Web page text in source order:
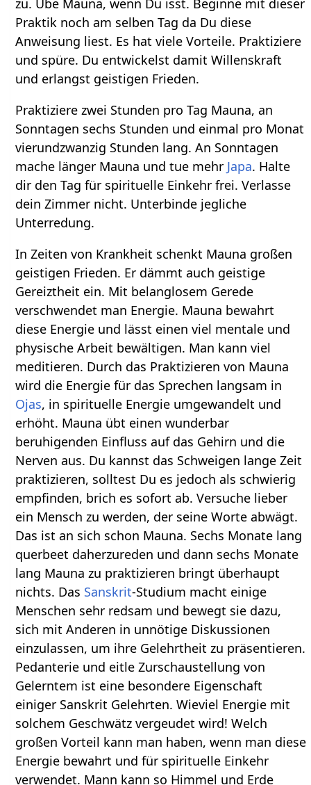
zu. Übe Mauna, wenn Du isst. Beginne mit dieser
Praktik noch am selben Tag da Du diese
Anweisung liest. Es hat viele Vorteile. Praktiziere
und spüre. Du entwickelst damit Willenskraft
und erlangst geistigen Frieden.
Praktiziere zwei Stunden pro Tag Mauna, an
Sonntagen sechs Stunden und einmal pro Monat
vierundzwanzig Stunden lang. An Sonntagen
mache länger Mauna und tue mehr Japa. Halte
dir den Tag für spirituelle Einkehr frei. Verlasse
dein Zimmer nicht. Unterbinde jegliche
Unterredung.
In Zeiten von Krankheit schenkt Mauna großen
geistigen Frieden. Er dämmt auch geistige
Gereiztheit ein. Mit belanglosem Gerede
verschwendet man Energie. Mauna bewahrt
diese Energie und lässt einen viel mentale und
physische Arbeit bewältigen. Man kann viel
meditieren. Durch das Praktizieren von Mauna
wird die Energie für das Sprechen langsam in
Ojas, in spirituelle Energie umgewandelt und
erhöht. Mauna übt einen wunderbar
beruhigenden Einfluss auf das Gehirn und die
Nerven aus. Du kannst das Schweigen lange Zeit
praktizieren, solltest Du es jedoch als schwierig
empfinden, brich es sofort ab. Versuche lieber
ein Mensch zu werden, der seine Worte abwägt.
Das ist an sich schon Mauna. Sechs Monate lang
querbeet daherzureden und dann sechs Monate
lang Mauna zu praktizieren bringt überhaupt
nichts. Das Sanskrit-Studium macht einige
Menschen sehr redsam und bewegt sie dazu,
sich mit Anderen in unnötige Diskussionen
einzulassen, um ihre Gelehrtheit zu präsentieren.
Pedanterie und eitle Zurschaustellung von
Gelerntem ist eine besondere Eigenschaft
einiger Sanskrit Gelehrten. Wieviel Energie mit
solchem Geschwätz vergeudet wird! Welch
großen Vorteil kann man haben, wenn man diese
Energie bewahrt und für spirituelle Einkehr
verwendet. Mann kann so Himmel und Erde